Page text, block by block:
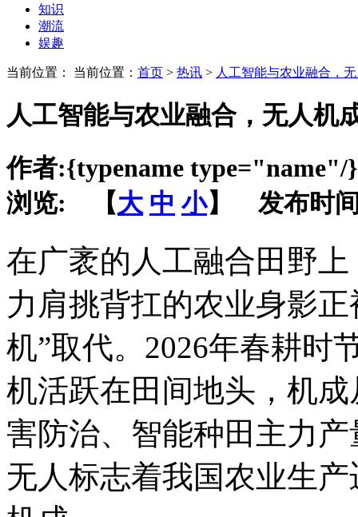
知识
潮流
娱趣
当前位置： 当前位置： 首页 > 热讯 > 人工智能与农业融合，
人工智能与农业融合，无人机
作者:{typename type="name"/}
浏览: 【大 中 小】 发布时
在广袤的人工融合田野
力肩挑背扛的农业身影正
机”取代。2026年春耕时
机活跃在田间地头，机
害防治、智能种田主力
无人标志着我国农业生